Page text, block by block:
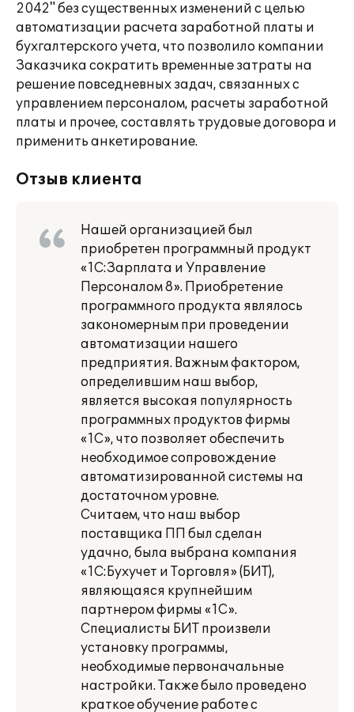
2042" без существенных изменений с целью
автоматизации расчета заработной платы и
бухгалтерского учета, что позволило компании
Заказчика сократить временные затраты на
решение повседневных задач, связанных с
управлением персоналом, расчеты заработной
платы и прочее, составлять трудовые договора и
применить анкетирование.
Отзыв клиента
Нашей организацией был
приобретен программный продукт
«1С:Зарплата и Управление
Персоналом 8». Приобретение
программного продукта являлось
закономерным при проведении
автоматизации нашего
предприятия. Важным фактором,
определившим наш выбор,
является высокая популярность
программных продуктов фирмы
«1С», что позволяет обеспечить
необходимое сопровождение
автоматизированной системы на
достаточном уровне.
Считаем, что наш выбор
поставщика ПП был сделан
удачно, была выбрана компания
«1С:Бухучет и Торговля» (БИТ),
являющаяся крупнейшим
партнером фирмы «1С».
Специалисты БИТ произвели
установку программы,
необходимые первоначальные
настройки. Также было проведено
краткое обучение работе с